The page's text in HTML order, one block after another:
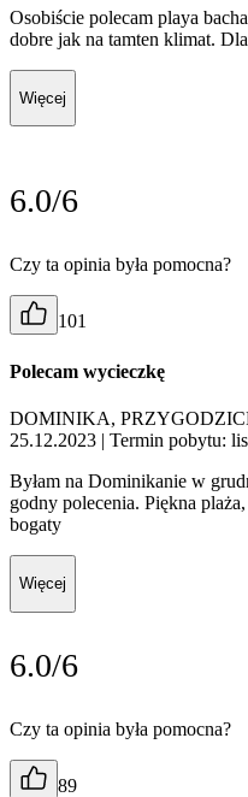
Osobiście polecam playa
dobre jak na tamten klimat.
Więcej
6.0/6
Czy ta opinia była pomocna?
101
Polecam wycieczkę
DOMINIKA,
25.12.2023 | Termin pobytu:
Byłam na Dominikanie w
godny polecenia. Piękna
bogaty
Więcej
6.0/6
Czy ta opinia była pomocna?
89